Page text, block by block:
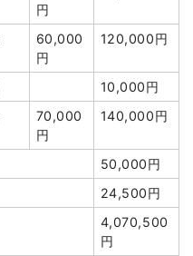
5,000円
10,000円
40,000円
76,000円
640円
147,000円
1,617,000円
円
60,000
円
120,000円
10,000円
70,000
円
140,000円
50,000円
24,500円
4,070,500
円